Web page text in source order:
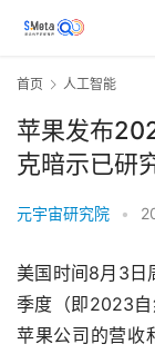
首页 人工智能
苹果发布
克暗示已研
元宇宙研究院 •
美国时间8月3日
季度（即2023自
苹果公司的营收